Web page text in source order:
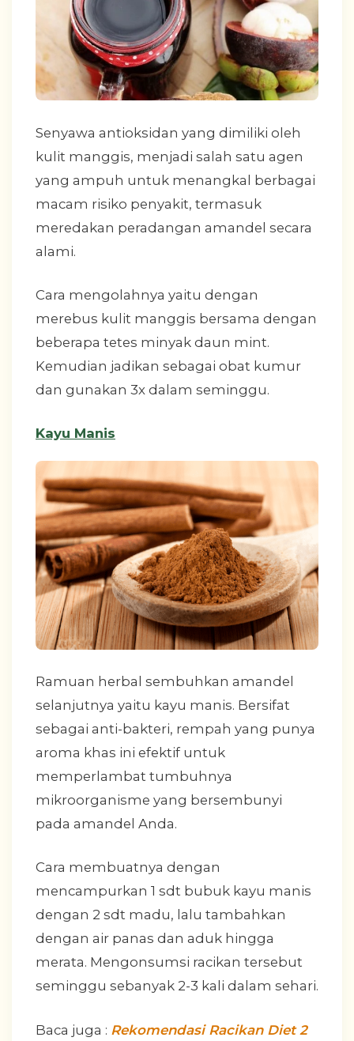
Senyawa antioksidan yang dimiliki oleh
kulit manggis, menjadi salah satu agen
yang ampuh untuk menangkal berbagai
macam risiko penyakit, termasuk
meredakan peradangan amandel secara
alami.
Cara mengolahnya yaitu dengan
merebus kulit manggis bersama dengan
beberapa tetes minyak daun mint.
Kemudian jadikan sebagai obat kumur
dan gunakan 3x dalam seminggu.
Kayu Manis
Ramuan herbal sembuhkan amandel
selanjutnya yaitu kayu manis. Bersifat
sebagai anti-bakteri, rempah yang punya
aroma khas ini efektif untuk
memperlambat tumbuhnya
mikroorganisme yang bersembunyi
pada amandel Anda.
Cara membuatnya dengan
mencampurkan 1 sdt bubuk kayu manis
dengan 2 sdt madu, lalu tambahkan
dengan air panas dan aduk hingga
merata. Mengonsumsi racikan tersebut
seminggu sebanyak 2-3 kali dalam sehari.
Baca juga : Rekomendasi Racikan Diet 2